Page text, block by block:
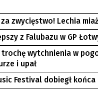
zwycięstwo! Lechia
z Falubazu w GP
trochę wytchnienia w
i upał
Festival dobiegł końca